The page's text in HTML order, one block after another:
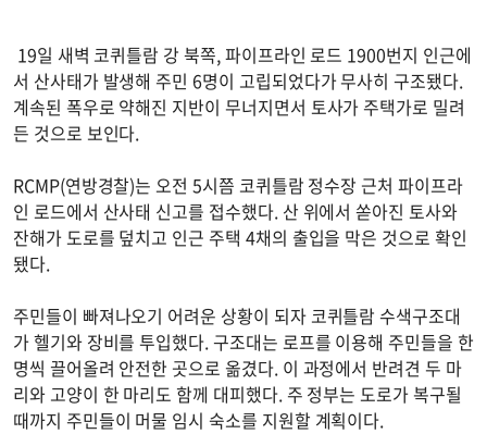
19일 새벽 코퀴틀람 강 북쪽, 파이프라인 로드 1900번지 인근에
서 산사태가 발생해 주민 6명이 고립되었다가 무사히 구조됐다.
계속된 폭우로 약해진 지반이 무너지면서 토사가 주택가로 밀려
든 것으로 보인다.
RCMP(연방경찰)는 오전 5시쯤 코퀴틀람 정수장 근처 파이프라
인 로드에서 산사태 신고를 접수했다. 산 위에서 쏟아진 토사와
잔해가 도로를 덮치고 인근 주택 4채의 출입을 막은 것으로 확인
됐다.
주민들이 빠져나오기 어려운 상황이 되자 코퀴틀람 수색구조대
가 헬기와 장비를 투입했다. 구조대는 로프를 이용해 주민들을 한
명씩 끌어올려 안전한 곳으로 옮겼다. 이 과정에서 반려견 두 마
리와 고양이 한 마리도 함께 대피했다. 주 정부는 도로가 복구될
때까지 주민들이 머물 임시 숙소를 지원할 계획이다.